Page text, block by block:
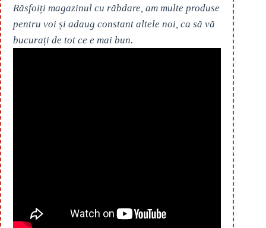
Răsfoiți magazinul cu răbdare, am multe produse
pentru voi și adaug constant altele noi, ca să vă
bucurați de tot ce e mai bun.